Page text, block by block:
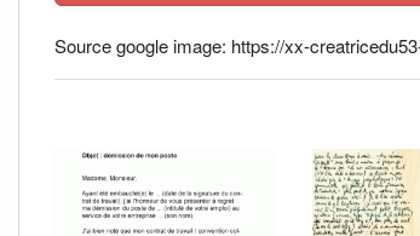
Source google image: https://xx-